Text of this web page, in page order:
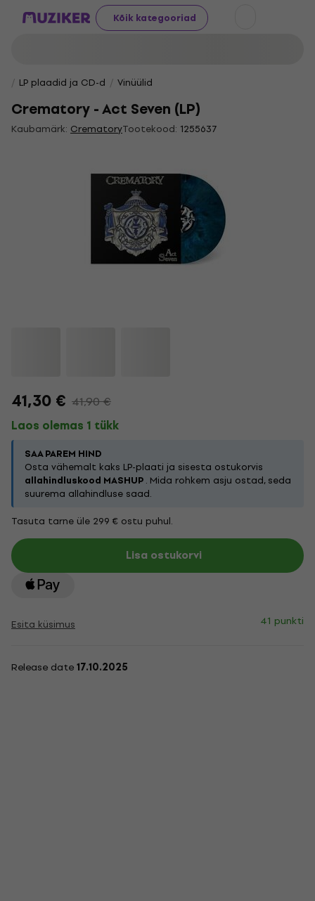
Kõik kategooriad
LP plaadid ja CD-d Vinüülid
Crematory - Act Seven (LP)
Kaubamärk: CrematoryTootekood: 1255637
41,30 € 41,90 €
Laos olemas 1 tükk
SAA PAREM HIND
Osta vähemalt kaks LP-plaati ja sisesta ostukorvis
allahindluskood MASHUP. Mida rohkem asju ostad, seda
suurema allahindluse saad.
Tasuta tarne üle 299 € ostu puhul.
Lisa ostukorvi
Esita küsimus 41 punkti
Release date17.10.2025